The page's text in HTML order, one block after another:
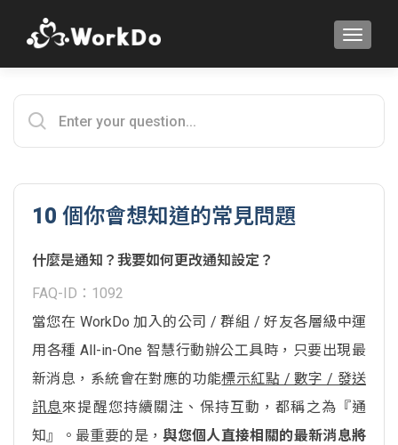
10 個你會想知道的常見問題
什麼是通知？我要如何更改通知設定？
FAQ-ID：1092
當您在 WorkDo 加入的公司 / 群組 / 好友各層級中運
用各種 All-in-One 智慧行動辦公工具時，只要出現最
新消息，系統會在對應的功能標示紅點 / 數字 / 發送
訊息來提醒您持續關注、保持互動，都稱之為『通
知』。最重要的是， 與您個人直接相關的最新消息將